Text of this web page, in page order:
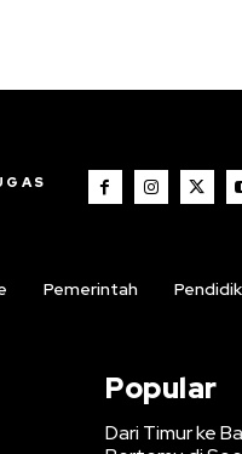
Pemerintah
Popular
Dari Timur ke